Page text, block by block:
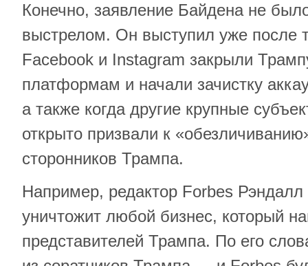
Конечно, заявление Байдена не
выстрелом. Он выступил уже после
Facebook и Instagram закрыли
платформам и начали зачистку
а также когда другие крупные
открыто призвали к
сторонников Трампа.
Например, редактор Forbes
уничтожит любой бизнес, который
представителей Трампа. По его